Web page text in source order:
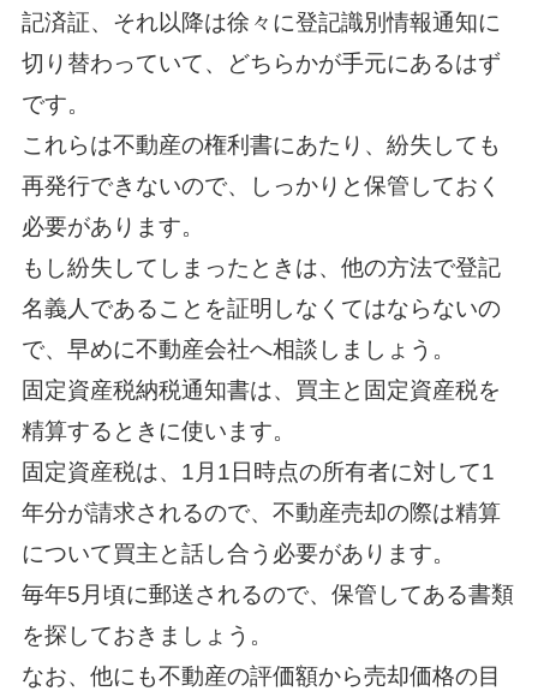
記済証、それ以降は徐々に登記識別情報通知に
切り替わっていて、どちらかが手元にあるはず
です。
これらは不動産の権利書にあたり、紛失しても
再発行できないので、しっかりと保管しておく
必要があります。
もし紛失してしまったときは、他の方法で登記
名義人であることを証明しなくてはならないの
で、早めに不動産会社へ相談しましょう。
固定資産税納税通知書は、買主と固定資産税を
精算するときに使います。
固定資産税は、1月1日時点の所有者に対して1
年分が請求されるので、不動産売却の際は精算
について買主と話し合う必要があります。
毎年5月頃に郵送されるので、保管してある書類
を探しておきましょう。
なお、他にも不動産の評価額から売却価格の目